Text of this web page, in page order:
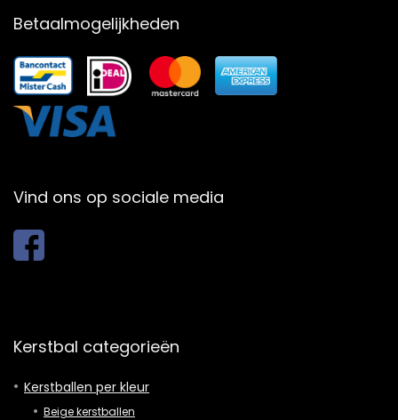
Betaalmogelijkheden
Vind ons op sociale media
Kerstbal categorieën
Kerstballen per kleur
Beige kerstballen